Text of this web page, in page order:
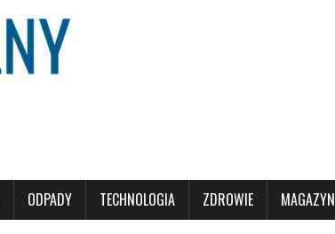
ODPADY TECHNOLOGIA ZDROWIE MAGAZYN